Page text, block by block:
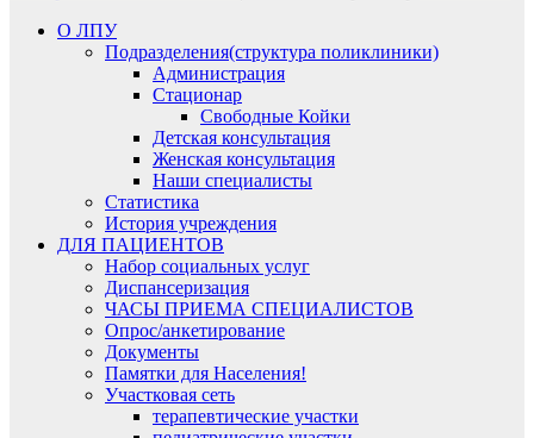
О ЛПУ
Подразделения(структура поликлиники)
Администрация
Стационар
Свободные Койки
Детская консультация
Женская консультация
Наши специалисты
Статистика
История учреждения
ДЛЯ ПАЦИЕНТОВ
Набор социальных услуг
Диспансеризация​
ЧАСЫ ПРИЕМА СПЕЦИАЛИСТОВ
Опрос/анкетирование
Документы
Памятки для Населения!
Участковая сеть
терапевтические участки